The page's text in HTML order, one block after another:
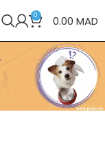
0 0.00 MAD